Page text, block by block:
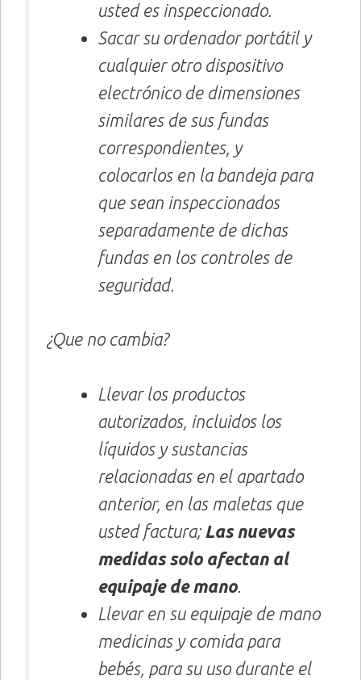
usted es inspeccionado.
Sacar su ordenador portátil y
cualquier otro dispositivo
electrónico de dimensiones
similares de sus fundas
correspondientes, y
colocarlos en la bandeja para
que sean inspeccionados
separadamente de dichas
fundas en los controles de
seguridad.
¿Que no cambia?
Llevar los productos
autorizados, incluidos los
líquidos y sustancias
relacionadas en el apartado
anterior, en las maletas que
usted factura;Las nuevas
medidas solo afectan al
equipaje de mano.
Llevar en su equipaje de mano
medicinas y comida para
bebés, para su uso durante el